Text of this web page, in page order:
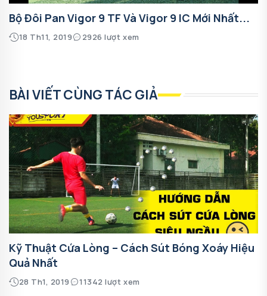
Bộ Đôi Pan Vigor 9 TF Và Vigor 9 IC Mới Nhất...
18 Th11, 2019 2926 lượt xem
BÀI VIẾT CÙNG TÁC GIẢ
Kỹ Thuật Cứa Lòng – Cách Sút Bóng Xoáy Hiệu
Quả Nhất
28 Th1, 2019 11342 lượt xem